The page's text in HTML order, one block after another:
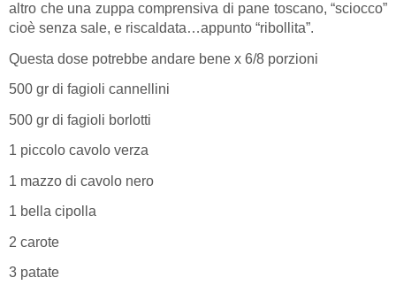
altro che una zuppa comprensiva di pane toscano, “sciocco”
cioè senza sale, e riscaldata…appunto “ribollita”.
Questa dose potrebbe andare bene x 6/8 porzioni
500 gr di fagioli cannellini
500 gr di fagioli borlotti
1 piccolo cavolo verza
1 mazzo di cavolo nero
1 bella cipolla
2 carote
3 patate